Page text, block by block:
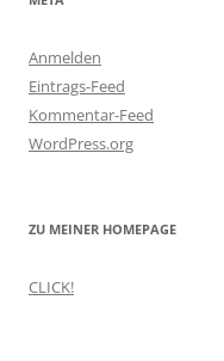
Anmelden
Eintrags-Feed
Kommentar-Feed
WordPress.org
ZU MEINER HOMEPAGE
CLICK!